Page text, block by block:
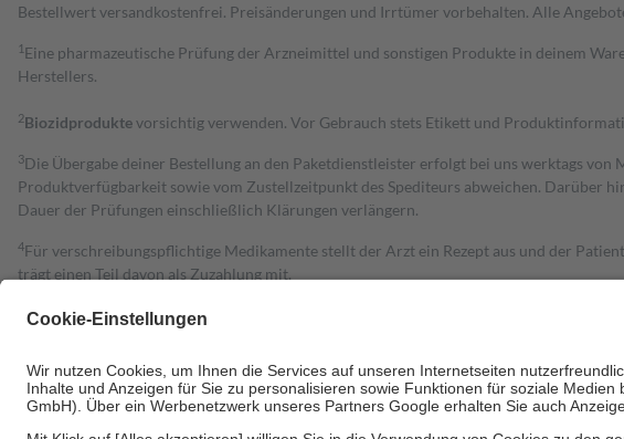
Bestell­wert versand­kosten­frei. Preisänderungen und Irrtümer vorbehalten. Alle
1 Eine pharmazeutische Prüfung der Arzneimittel und sonstigen Produkte in deinem
Herstellers.
2Biozidproduktevorsichtig verwenden. Vor Gebrauch stets Etikett und
3Die Übergabe deiner Bestellung an den Paketdienstleister erfolgt bei uns werktags
Produktverfügbarkeit sowie vom Zustellzeitpunkt des Spediteurs abweichen. Darüber
Dauer der Prüfungen einschließlich Klärungen verlängern.
4Für verschreibungspflichtige Medikamente stellt der Arzt ein Rezept aus und der
trägt einen Teil davon als Zuzahlung mit.
zu entrichten.
Bei Heilmitteln und häuslicher Krankenpflege beträgt die Zuzahlung zehn Prozent der
Um das Engagement der Versicherten für ihre eigene Gesundheit zu stärken und die
• Kindern und Jugendlichen bis zum vollendeten 18. Lebensjahr mit Ausnahme der